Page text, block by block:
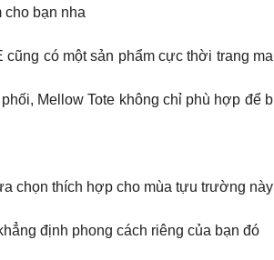
cho bạn nha
cũng có một sản phẩm cực thời trang ma
Mellow Tote không chỉ phù hợp để b
chọn thích hợp cho mùa tựu trường này
định phong cách riêng của bạn đó